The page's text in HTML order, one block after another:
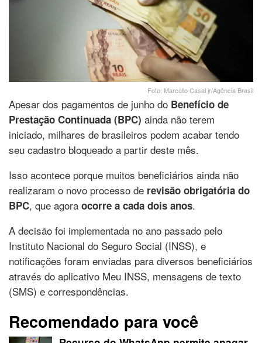
Foto: Marcello Casal jr/Agência Brasil
Apesar dos pagamentos de junho do Benefício de
Prestação Continuada (BPC) ainda não terem
iniciado, milhares de brasileiros podem acabar tendo
seu cadastro bloqueado a partir deste mês.
Isso acontece porque muitos beneficiários ainda não
realizaram o novo processo de revisão obrigatória do
BPC, que agora ocorre a cada dois anos.
A decisão foi implementada no ano passado pelo
Instituto Nacional do Seguro Social (INSS), e
notificações foram enviadas para diversos beneficiários
através do aplicativo Meu INSS, mensagens de texto
(SMS) e correspondências.
Recomendado para você